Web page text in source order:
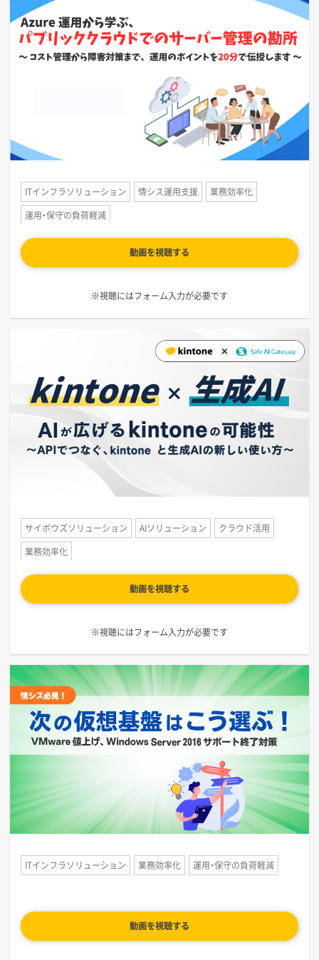
ITインフラソリューション 情シス運用支援
業務効率化
運用・保守の負荷軽減
動画を視聴する
※視聴にはフォーム入力が必要です
サイボウズソリューション AIソリューション
クラウド活用
業務効率化
動画を視聴する
※視聴にはフォーム入力が必要です
ITインフラソリューション 業務効率化 運用・保守の負荷軽減
動画を視聴する